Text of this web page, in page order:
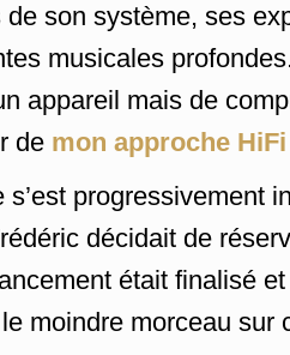
son système, ses
musicales
appareil mais de
de mon approche
progressivement
décidait de
était finalisé
moindre morceau sur